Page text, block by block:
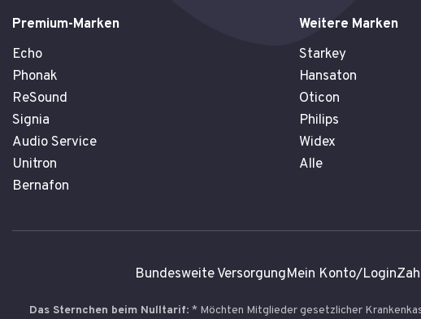
Premium-Marken
Echo
Phonak
ReSound
Signia
Audio Service
Unitron
Bernafon
Weitere Marken
Starkey
Hansaton
Oticon
Philips
Widex
Alle
Bundesweite VersorgungMein Konto/Login
Das Sternchen beim Nulltarif: * Möchten Mitglieder gesetzlicher